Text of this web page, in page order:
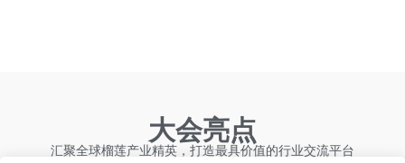
大会亮点
汇聚全球榴莲产业精英，打造最具价值的行业交流平台